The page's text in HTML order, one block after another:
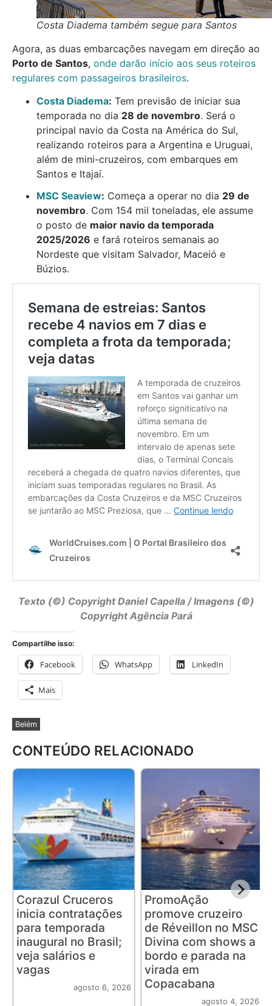
Costa Diadema também segue para Santos
Agora, as duas embarcações navegam em direção ao
Porto de Santos, onde darão início aos seus roteiros
regulares com passageiros brasileiros.
Costa Diadema: Tem previsão de iniciar sua
temporada no dia 28 de novembro. Será o
principal navio da Costa na América do Sul,
realizando roteiros para a Argentina e Uruguai,
além de mini-cruzeiros, com embarques em
Santos e Itajaí.
MSC Seaview: Começa a operar no dia 29 de
novembro. Com 154 mil toneladas, ele assume
o posto de maior navio da temporada
2025/2026 e fará roteiros semanais ao
Nordeste que visitam Salvador, Maceió e
Búzios.
Texto (©) CopyrightDaniel Capella/ Imagens (©)
Copyright Agência Pará
Compartilhe isso:
Facebook WhatsApp LinkedIn
Mais
Belém
CONTEÚDO RELACIONADO
Corazul Cruceros
inicia contratações
para temporada
inaugural no Brasil;
veja salários e
vagas
agosto 6, 2026
PromoAção
promove cruzeiro
de Réveillon no MSC
Divina com shows a
bordo e parada na
virada em
Copacabana
agosto 4, 2026